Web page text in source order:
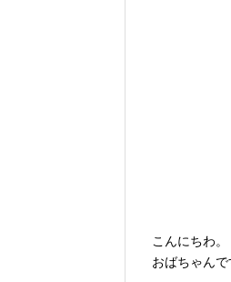
こんにちわ。
おばちゃんで